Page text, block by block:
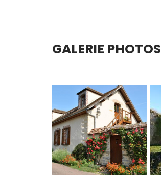
GALERIE PHOTOS